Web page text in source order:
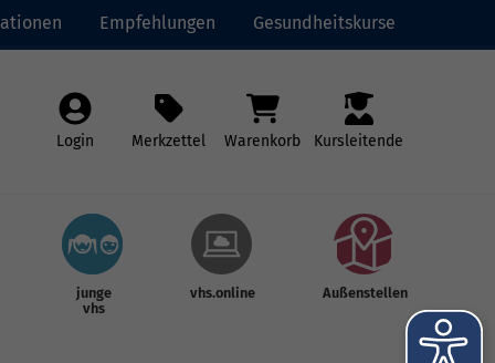
Empfehlungen Gesundheitskurse
Login Merkzettel Warenkorb Kursleitende
junge
vhs
vhs.online Außenstellen